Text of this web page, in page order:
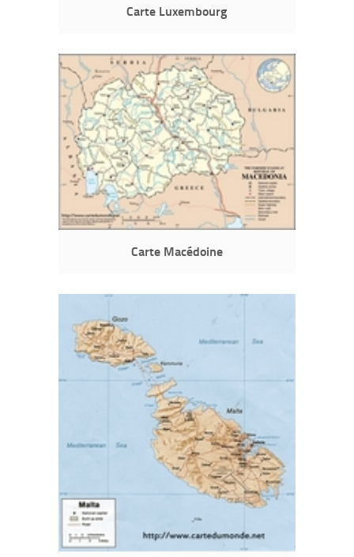
Carte Luxembourg
Carte Macédoine